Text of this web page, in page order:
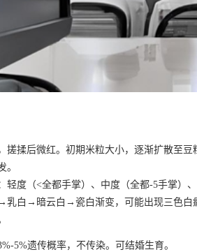
搓揉后微红。初期米粒大小，逐渐扩散至
。
轻度（<全都手掌）、中度（全都-5手掌）
白→暗云白→瓷白渐变，可能出现三色白
5%遗传概率，不传染。可结婚生育。